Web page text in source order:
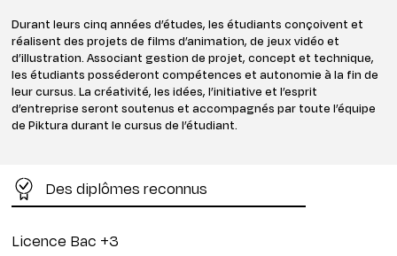
Durant leurs cinq années d’études, les étudiants conçoivent et
réalisent des projets de films d’animation, de jeux vidéo et
d’illustration. Associant gestion de projet, concept et technique,
les étudiants posséderont compétences et autonomie à la fin de
leur cursus. La créativité, les idées, l’initiative et l’esprit
d’entreprise seront soutenus et accompagnés par toute l’équipe
de Piktura durant le cursus de l’étudiant.​
Des diplômes reconnus
Licence Bac +3